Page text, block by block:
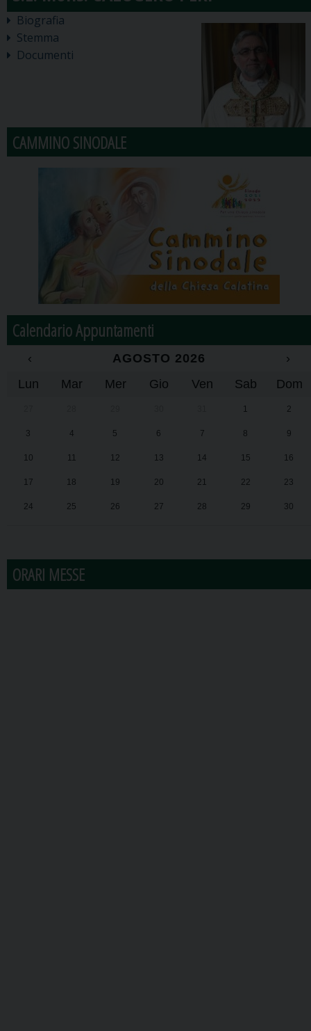
Biografia
Stemma
Documenti
CAMMINO SINODALE
Calendario Appuntamenti
‹ AGOSTO 2026
›
Lun
Mar Mer Gio Ven Sab Dom
1 2
3 4 5 6 7 8 9
10 11 12 13 14 15 16
17 18 19 20 21 22 23
24 25 26 27 28 29 30
ORARI MESSE